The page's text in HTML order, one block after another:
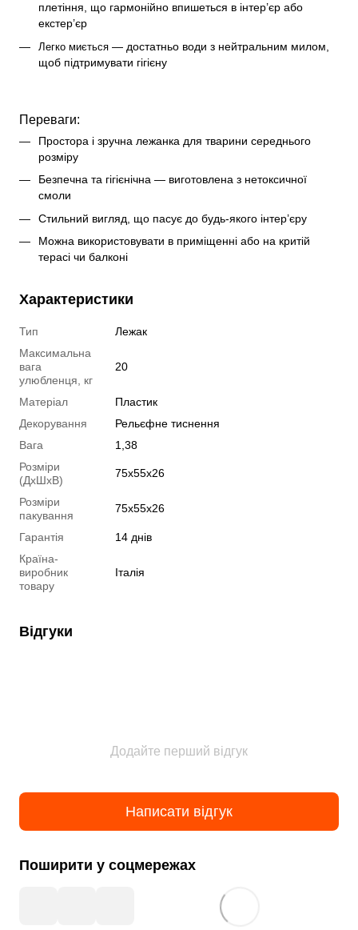
плетіння, що гармонійно впишеться в інтер’єр або
екстер’єр
Легко миється — достатньо води з нейтральним милом,
щоб підтримувати гігієну
Переваги:
Простора і зручна лежанка для тварини середнього
розміру
Безпечна та гігієнічна — виготовлена з нетоксичної
смоли
Стильний вигляд, що пасує до будь-якого інтер’єру
Можна використовувати в приміщенні або на критій
терасі чи балконі
Характеристики
Тип
Лежак
Максимальна
вага
улюбленця, кг
20
Матеріал
Пластик
Декорування
Рельєфне тиснення
Вага
1,38
Розміри
(ДхШхВ)
75x55x26
Розміри
пакування
75x55x26
Гарантія
14 днів
Країна-
виробник
товару
Італія
Відгуки
Додайте перший відгук
Написати відгук
Поширити у соцмережах